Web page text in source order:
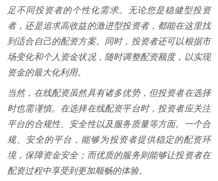
足不同投资者的个性化需求。无论您是稳健型投资
者，还是追求高收益的激进型投资者，都能在这里找
到适合自己的配资方案。同时，投资者还可以根据市
场变化和个人资金状况，随时调整配资额度，以实现
资金的最大化利用。
当然，在线配资虽然具有诸多优势，但投资者在选择
时也需谨慎。在选择在线配资平台时，投资者应关注
平台的合规性、安全性以及服务质量等方面。一个合
规、安全的平台，能够为投资者提供稳定的配资环
境，保障资金安全；而优质的服务则能够让投资者在
配资过程中享受到更加顺畅的体验。